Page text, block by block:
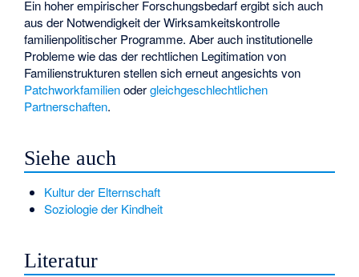
Ein hoher empirischer Forschungsbedarf ergibt sich auch
aus der Notwendigkeit der Wirksamkeitskontrolle
familienpolitischer Programme. Aber auch institutionelle
Probleme wie das der rechtlichen Legitimation von
Familienstrukturen stellen sich erneut angesichts von
Patchworkfamilienodergleichgeschlechtlichen
Partnerschaften.
Siehe auch
Kultur der Elternschaft
Soziologie der Kindheit
Literatur